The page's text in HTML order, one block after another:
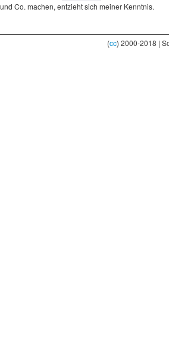
und Co. machen, entzieht sich meiner Kenntnis.
(cc) 2000-2018 |